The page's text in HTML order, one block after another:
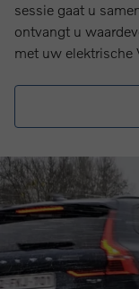
sessie gaat u
ontvangt u
met uw elektrische